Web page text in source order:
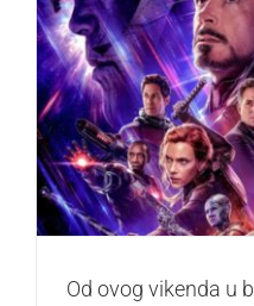
Od ovog vikenda u
Od ovog vikenda u